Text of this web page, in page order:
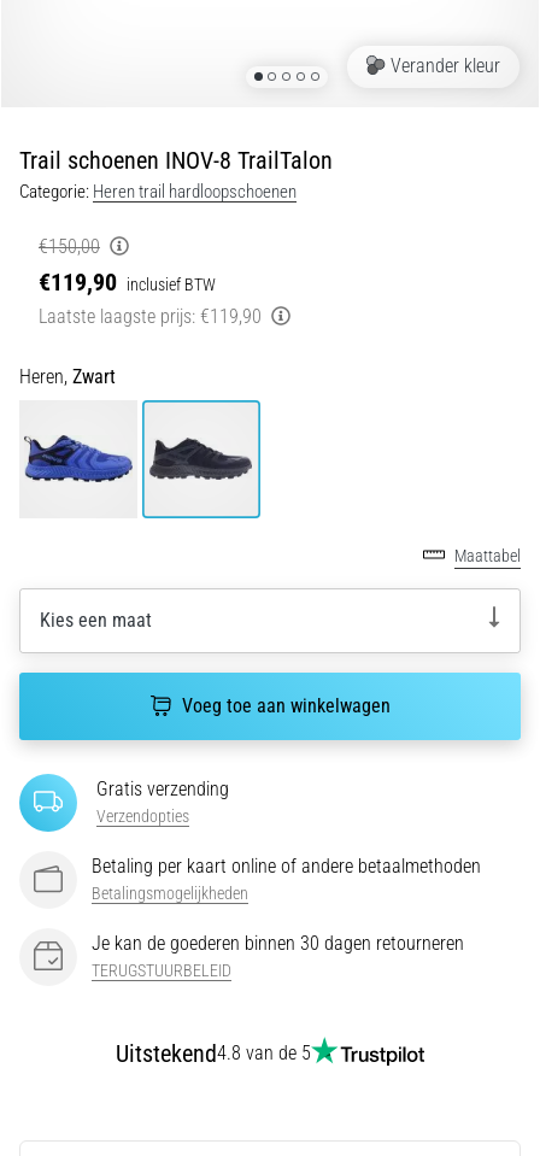
Knieklachten
treffen
hardloper
wel
eens
leven,
je
nu
pro.
Wat
zijn
meest…
5. 8. 2026
•
5 min. lezen
Plantar
Symptomen,
Oorzaken
Behandeling
Verander kleur
Trail schoenen INOV-8 TrailTalon
Categorie: Heren trail hardloopschoenen
€150,00
€119,90 inclusief BTW
Laatste laagste prijs: €119,90
Heren, Zwart
Maattabel
Kies een maat
Voeg toe aan winkelwagen
Gratis verzending
Verzendopties
Betaling per kaart online of andere betaalmethoden
Betalingsmogelijkheden
Je kan de goederen binnen 30 dagen retourneren
TERUGSTUURBELEID
Uitstekend4.8 van de 5